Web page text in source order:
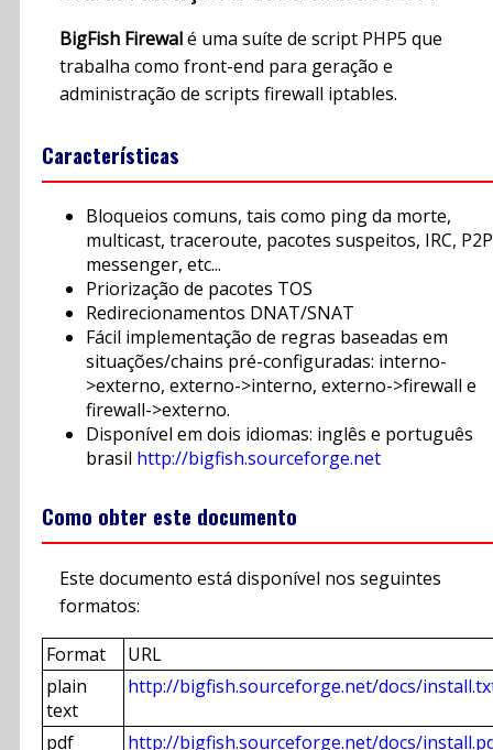
BigFish Firewalé uma suíte de script PHP5 que
trabalha como front-end para geração e
administração de scripts firewall iptables.
Características
Bloqueios comuns, tais como ping da morte,
multicast, traceroute, pacotes suspeitos, IRC,
messenger, etc...
Priorização de pacotes TOS
Redirecionamentos DNAT/SNAT
Fácil implementação de regras baseadas em
situações/chains pré-configuradas: interno-
>externo, externo->interno, externo->firewall e
firewall->externo.
Disponível em dois idiomas: inglês e português
brasil http://bigfish.sourceforge.net
Como obter este documento
Este documento está disponível nos seguintes
formatos:
Format
URL
plain
text
http://bigfish.sourceforge.net/docs/
pdf
http://bigfish.sourceforge.net/docs/